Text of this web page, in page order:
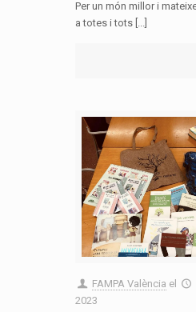
Per un món millor i
a totes i tots [...]
FAMPA València el
2023